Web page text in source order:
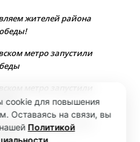
жителей района
метро запустили
метро запустили
метро запустили
cookie для повышения
Оставаясь на связи, вы
Политикой
.